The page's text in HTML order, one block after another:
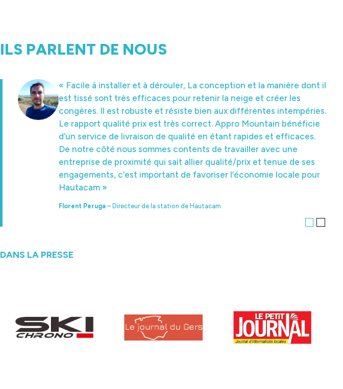
ILS PARLENT DE NOUS
« Facile à installer et à dérouler, La conception et la manière dont il
est tissé sont très efficaces pour retenir la neige et créer les
congères. Il est robuste et résiste bien aux différentes intempéries.
Le rapport qualité prix est très correct. Appro Mountain bénéficie
d’un service de livraison de qualité en étant rapides et efficaces.
De notre côté nous sommes contents de travailler avec une
entreprise de proximité qui sait allier qualité/prix et tenue de ses
engagements, c’est important de favoriser l’économie locale pour
Hautacam »
Florent Peruga – Directeur de la station de Hautacam
« J’apprécie les produits de balisage pour leur qualité (sérigraphie)
et leur prix !»
Joris Pupunat
DANS LA PRESSE